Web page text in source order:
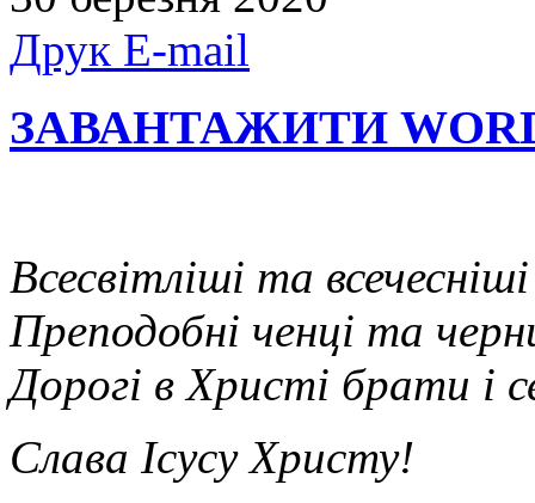
Друк E-mail
ЗАВАНТАЖИТИ
Всесвітліші та
Преподобні ченці та
Дорогі в Христі брати і
Слава Ісусу Христу!